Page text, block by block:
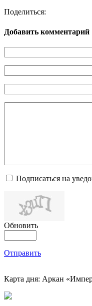
Поделиться:
Добавить комментарий
Подписаться на
Обновить
Отправить
Карта дня: Аркан